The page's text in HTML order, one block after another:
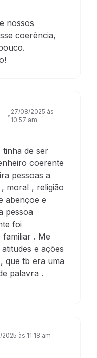
nossos
coerência,
•
27/08/2025 às
10:57 am
tinha de ser
coerente
pessoas a
moral , religião
abençoe e
pessoa
foi
. Me
e ações
que tb era uma
palavra .
às 11:18 am